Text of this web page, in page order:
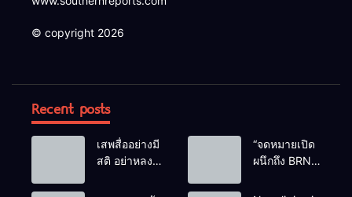
© copyright 2026
Recent posts
เสพสื่ออย่างมี
สติ อย่าหลง
“จดหมายเปิด
ผนึกถึง BRN”
หยดน้ำตาของ